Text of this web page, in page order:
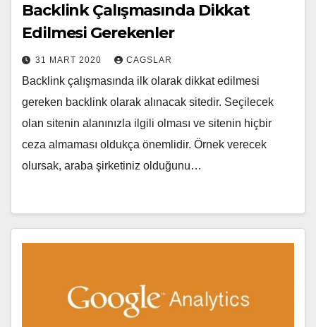
Backlink Çalışmasında Dikkat
Edilmesi Gerekenler
31 MART 2020 CAGSLAR
Backlink çalışmasında ilk olarak dikkat edilmesi
gereken backlink olarak alınacak sitedir. Seçilecek
olan sitenin alanınızla ilgili olması ve sitenin hiçbir
ceza almaması oldukça önemlidir. Örnek verecek
olursak, araba şirketiniz olduğunu…